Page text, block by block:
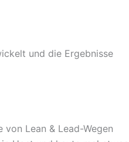
und die Ergebnisse
Lean & Lead-Wegen